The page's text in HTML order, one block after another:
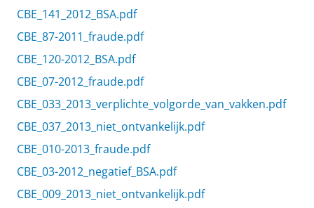
CBE_141_2012_BSA.pdf
CBE_87-2011_fraude.pdf
CBE_120-2012_BSA.pdf
CBE_07-2012_fraude.pdf
CBE_033_2013_verplichte_volgorde_van_vakken.pdf
CBE_037_2013_niet_ontvankelijk.pdf
CBE_010-2013_fraude.pdf
CBE_03-2012_negatief_BSA.pdf
CBE_009_2013_niet_ontvankelijk.pdf